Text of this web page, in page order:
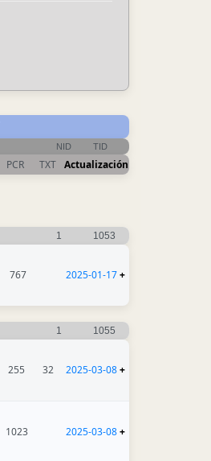
NID TID
PCR TXT Actualización
1 1053
767 2025-01-17+
1 1055
255 32 2025-03-08+
1023 2025-03-08+